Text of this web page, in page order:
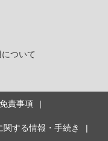
ついて
責事項
関する情報・手続き